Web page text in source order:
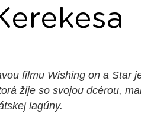
filmu Wishing on a Star
žije so svojou dcérou,
lagúny.